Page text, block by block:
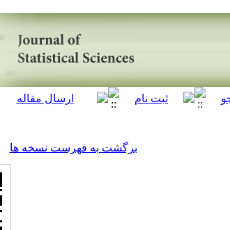
برگشت به فهرست نسخه ها